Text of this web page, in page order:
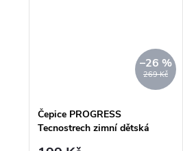
269 Kč
–26 %
Čepice PROGRESS
Tecnostrech zimní dětská